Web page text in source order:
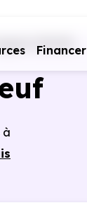
Financer
(31120)
à